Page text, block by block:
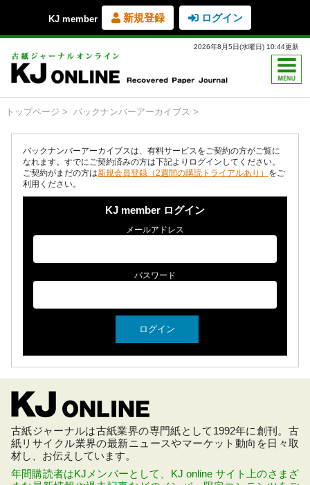
KJ member 新規登録 ログイン
2026年8月5日(水曜日) 10:44更新
トップページ バックナンバーアーカイブス
バックナンバーアーカイブスは、有料サービスをご契約の方がご覧に
なれます。すでにご契約済みの方は下記よりログインしてください。
ご契約がまだの方は新規会員登録（2週間の購読トライアルあり） をご
利用ください。
KJ member ログイン
メールアドレス
パスワード
古紙ジャーナルは古紙業界の専門紙として1992年に創刊。古
紙リサイクル業界の最新ニュースやマーケット動向を日々取
材し、お伝えしています。
年間購読者はKJメンバーとして、KJ online サイト上のさまざ